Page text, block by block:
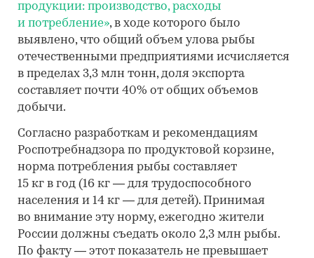
продукции: производство, расходы
и потребление», в ходе которого было
выявлено, что общий объем улова рыбы
отечественными предприятиями исчисляется
в пределах 3,3 млн тонн, доля экспорта
составляет почти 40% от общих объемов
добычи.
Согласно разработкам и рекомендациям
Роспотребнадзора по продуктовой корзине,
норма потребления рыбы составляет
15 кг в год (16 кг — для трудоспособного
населения и 14 кг — для детей). Принимая
во внимание эту норму, ежегодно жители
России должны съедать около 2,3 млн рыбы.
По факту — этот показатель не превышает